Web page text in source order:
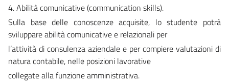
4. Abilità comunicative (communication skills).
Sulla base delle conoscenze acquisite, lo studente potrà
sviluppare abilità comunicative e relazionali per
l’attività di consulenza aziendale e per compiere valutazioni di
natura contabile, nelle posizioni lavorative
collegate alla funzione amministrativa.